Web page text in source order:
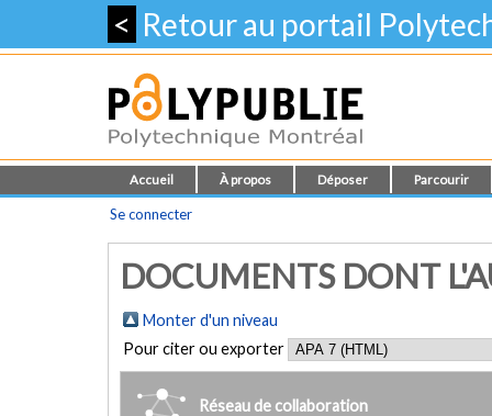
< Retour au portail
Accueil À propos Déposer Parcourir
Se connecter
DOCUMENTS DONT
Monter d'un niveau
Pour citer ou exporter
Réseau de collaboration